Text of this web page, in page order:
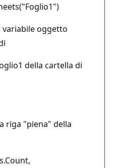
oggetto
della cartella di
"piena" della